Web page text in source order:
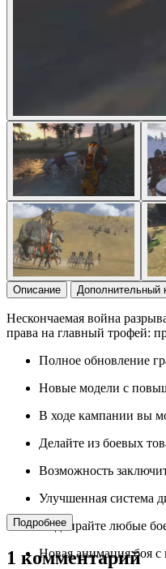
Описание Дополнительный
Нескончаемая война
права на главный трофей:
Полное обновление
Новые модели с
В ходе кампании вы
Делайте из боевых
Возможность
Улучшенная система
Подбирайте любые
Новая анимация боя с
Подробнее
1 комментарий